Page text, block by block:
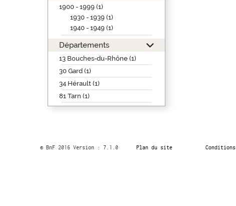
1900 - 1999 (1)
1930 - 1939 (1)
1940 - 1949 (1)
Départements
13 Bouches-du-Rhône (1)
30 Gard (1)
34 Hérault (1)
81 Tarn (1)
© BnF 2016 Version : 7.1.0 Plan du site